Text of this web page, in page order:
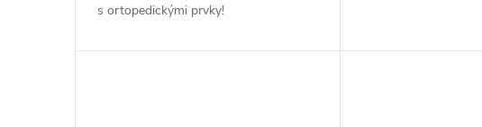
s ortopedickými prvky!